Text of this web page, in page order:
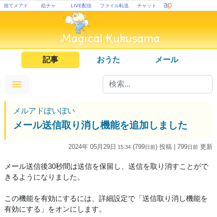
捨てメアド 絵チャ LIVE配信 ファイル転送 チャット
記事 おうた メール
メルアドぽいぽい
メール送信取り消し機能を追加しました
2024年 05月29日 15:34 (799日前) 投稿 | 799日前 更新
メール送信後30秒間は送信を保留し、送信を取り消すことがで
きるようになりました。
この機能を有効にするには、詳細設定で「送信取り消し機能を
有効にする」をオンにします。